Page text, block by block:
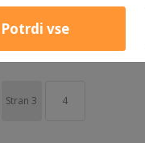
Stran 3 4
Potrdi vse